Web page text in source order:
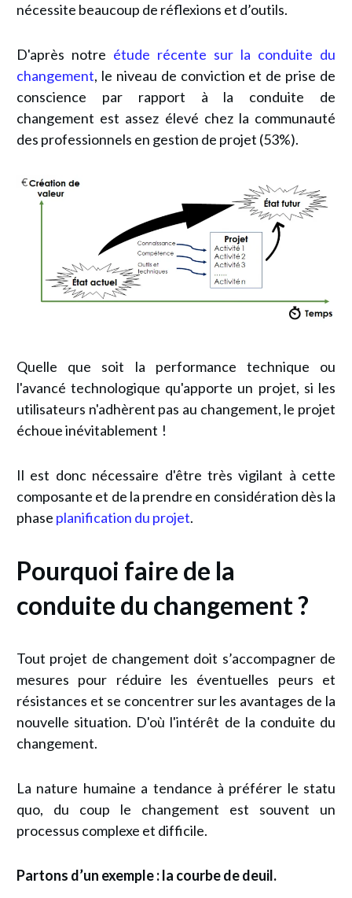
nécessite beaucoup de réflexions et d’outils.
D'après notre étude récente sur la conduite du
changement, le niveau de conviction et de prise de
conscience par rapport à la conduite de
changement est assez élevé chez la communauté
des professionnels en gestion de projet (53%).
Quelle que soit la performance technique ou
l'avancé technologique qu'apporte un projet, si les
utilisateurs n'adhèrent pas au changement, le projet
échoue inévitablement !
Il est donc nécessaire d'être très vigilant à cette
composante et de la prendre en considération dès la
phase planification du projet.
Pourquoi faire de la
conduite du changement ?
Tout projet de changement doit s’accompagner de
mesures pour réduire les éventuelles peurs et
résistances et se concentrer sur les avantages de la
nouvelle situation. D'où l'intérêt de la conduite du
changement.
La nature humaine a tendance à préférer le statu
quo, du coup le changement est souvent un
processus complexe et difficile.
Partons d’un exemple : la courbe de deuil.